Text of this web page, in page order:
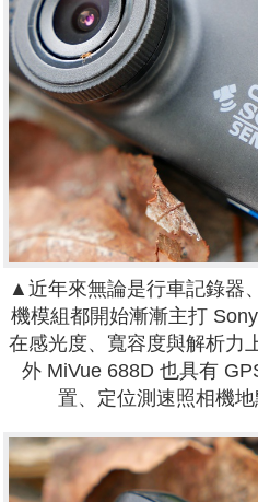
▲近年來無論是行車記錄器
機模組都開始漸漸主打
在感光度、寬容度與解析力
外 MiVue 688D 也具有
置、定位測速照相機地